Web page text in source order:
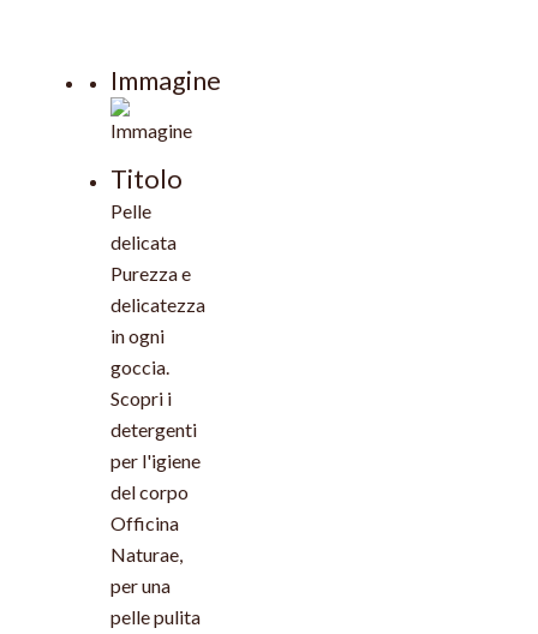
Immagine
Titolo
Pelle
delicata
Purezza e
delicatezza
in ogni
goccia.
Scopri i
detergenti
per l'igiene
del corpo
Officina
Naturae,
per una
pelle pulita